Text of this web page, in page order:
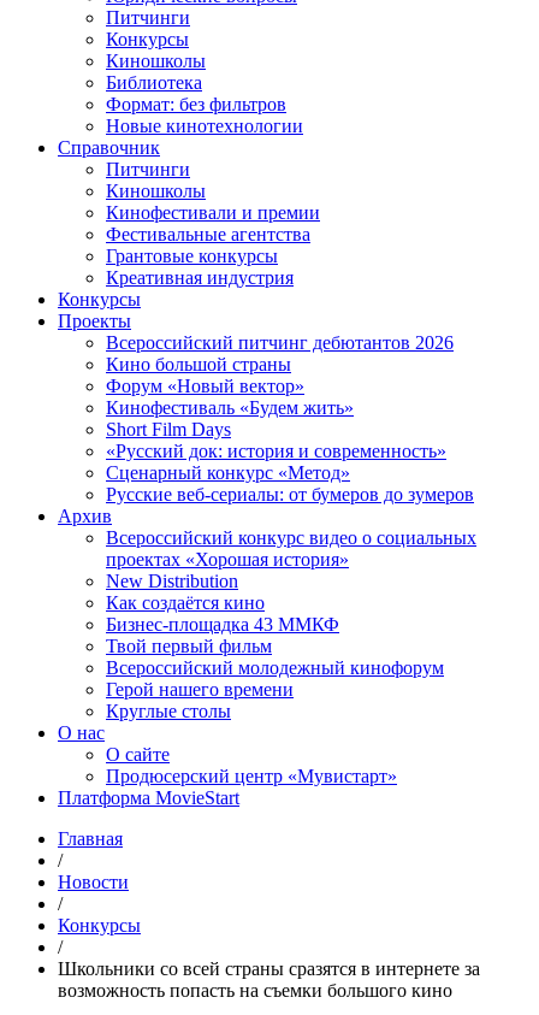
Питчинги
Конкурсы
Киношколы
Библиотека
Формат: без фильтров
Новые кинотехнологии
Справочник
Питчинги
Киношколы
Кинофестивали и премии
Фестивальные агентства
Грантовые конкурсы
Креативная индустрия
Конкурсы
Проекты
Всероссийский питчинг дебютантов 2026
Кино большой страны
Форум «Новый вектор»
Кинофестиваль «Будем жить»
Short Film Days
«Русский док: история и современность»
Сценарный конкурс «Метод»
Русские веб-сериалы: от бумеров до зумеров
Архив
Всероссийский конкурс видео о социальных
проектах «Хорошая история»
New Distribution
Как создаётся кино
Бизнес-площадка 43 ММКФ
Твой первый фильм
Всероссийский молодежный кинофорум
Герой нашего времени
Круглые столы
О нас
О сайте
Продюсерский центр «Мувистарт»
Платформа MovieStart
Главная
/
Новости
/
Конкурсы
/
Школьники со всей страны сразятся в интернете за
возможность попасть на съемки большого кино